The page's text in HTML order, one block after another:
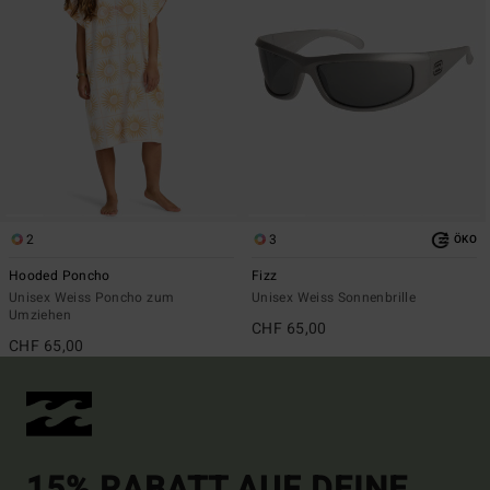
2
Hooded Poncho
Unisex Weiss Poncho zum
Umziehen
CHF 65,00
3 ÖKO
Fizz
Unisex Weiss Sonnenbrille
CHF 65,00